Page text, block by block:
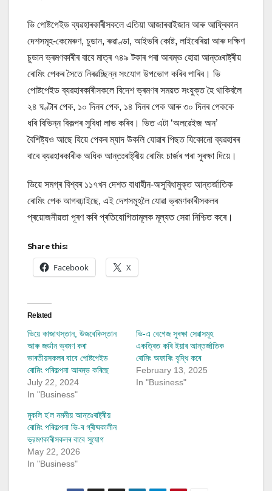
ভি পোষ্টপেইড ব্যৱহাৰকাৰীসকলে এতিয়া আজাৰবাইজান আৰু আফ্ৰিকান
দেশসমূহ-কেমেৰুণ, চুডান, ৰুৱাণ্ডা, আইভৰি কোষ্ট, লাইবেৰিয়া আৰু দক্ষিণ
চুডান ভ্ৰমণকাৰীৰ বাবে মাত্ৰ ৭৪৯ টকাৰ পৰা আৰম্ভ হোৱা আন্তঃৰাষ্ট্ৰীয়
ৰোমিং পেকৰ সৈতে নিৰৱচ্ছিন্ন সংযোগ উপভোগ কৰিব পাৰিব। ভি
পোষ্টপেইড ব্যৱহাৰকাৰীসকলে বিদেশ ভ্ৰমণৰ সময়ত সংযুক্ত হৈ থাকিবলৈ
২৪ ঘণ্টাৰ পেক, ১০ দিনৰ পেক, ১৪ দিনৰ পেক আৰু ৩০ দিনৰ পেককে
ধৰি বিভিন্ন বিকল্পৰ সুবিধা লাভ কৰিব। ভিত এটা ‘অলৱেইজ অন’
বৈশিষ্ট্যও আছে যিয়ে পেকৰ ম্যাদ উকলি যোৱাৰ পিছত যিকোনো ব্যৱহাৰৰ
বাবে ব্যৱহাৰকাৰীক অধিক আন্তঃৰাষ্ট্ৰীয় ৰোমিং চাৰ্জৰ পৰা সুৰক্ষা দিয়ে।
ভিয়ে সমগ্ৰ বিশ্বৰ ১১৭খন দেশত বাধাহীন-অসুবিধামুক্ত আন্তৰ্জাতিক
ৰোমিং পেক আগবঢ়াইছে, এই দেশসমূহলৈ যোৱা ভ্ৰমণকাৰীসকলৰ
প্ৰয়োজনীয়তা পূৰণ কৰি প্ৰতিযোগিতামূলক মূল্যত সেৱা নিশ্চিত কৰে।
Share this:
Facebook X
Related
ভিয়ে কাজাখস্তান, উজবেকিস্তান
আৰু জৰ্ডান ভ্ৰমণ কৰা
ভাৰতীয়সকলৰ বাবে পোষ্টপেইড
ৰোমিং পৰিকল্পনা আৰম্ভ কৰিছে
July 22, 2024
In "Business"
ভি-এ বেগেজ সুৰক্ষা সেৱাসমূহ
একত্ৰিত কৰি ইয়াৰ আন্তৰ্জাতিক
ৰোমিং অফাৰিং বৃদ্ধি কৰে
February 13, 2025
In "Business"
মুকলি হ’ল নমনীয় আন্তঃৰাষ্ট্ৰীয়
ৰোমিং পৰিকল্পনা ভি-ৰ গ্ৰীষ্মকালীন
ভ্রমণকাৰীসকলৰ বাবে সুযোগ
May 22, 2026
In "Business"